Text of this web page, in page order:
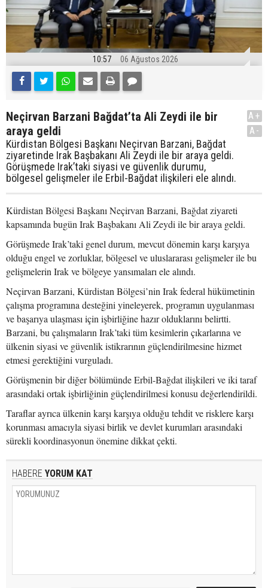
10:57 06 Ağustos 2026
Neçirvan Barzani Bağdat’ta Ali Zeydi ile bir
araya geldi
Kürdistan Bölgesi Başkanı Neçirvan Barzani, Bağdat
ziyaretinde Irak Başbakanı Ali Zeydi ile bir araya geldi.
Görüşmede Irak’taki siyasi ve güvenlik durumu,
bölgesel gelişmeler ile Erbil-Bağdat ilişkileri ele alındı.
A+
A-
Kürdistan Bölgesi Başkanı Neçirvan Barzani, Bağdat ziyareti
kapsamında bugün Irak Başbakanı Ali Zeydi ile bir araya geldi.
Görüşmede Irak’taki genel durum, mevcut dönemin karşı karşıya
olduğu engel ve zorluklar, bölgesel ve uluslararası gelişmeler ile bu
gelişmelerin Irak ve bölgeye yansımaları ele alındı.
Neçirvan Barzani, Kürdistan Bölgesi’nin Irak federal hükümetinin
çalışma programına desteğini yineleyerek, programın uygulanması
ve başarıya ulaşması için işbirliğine hazır olduklarını belirtti.
Barzani, bu çalışmaların Irak’taki tüm kesimlerin çıkarlarına ve
ülkenin siyasi ve güvenlik istikrarının güçlendirilmesine hizmet
etmesi gerektiğini vurguladı.
Görüşmenin bir diğer bölümünde Erbil-Bağdat ilişkileri ve iki taraf
arasındaki ortak işbirliğinin güçlendirilmesi konusu değerlendirildi.
Taraflar ayrıca ülkenin karşı karşıya olduğu tehdit ve risklere karşı
korunması amacıyla siyasi birlik ve devlet kurumları arasındaki
sürekli koordinasyonun önemine dikkat çekti.
HABERE YORUM KAT